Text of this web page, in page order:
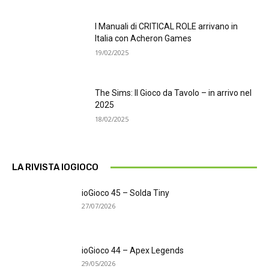
I Manuali di CRITICAL ROLE arrivano in
Italia con Acheron Games
19/02/2025
The Sims: Il Gioco da Tavolo – in arrivo nel
2025
18/02/2025
LA RIVISTA IOGIOCO
ioGioco 45 – Solda Tiny
27/07/2026
ioGioco 44 – Apex Legends
29/05/2026